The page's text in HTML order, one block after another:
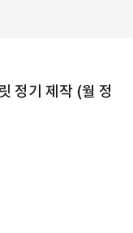
정기 제작 (월 정